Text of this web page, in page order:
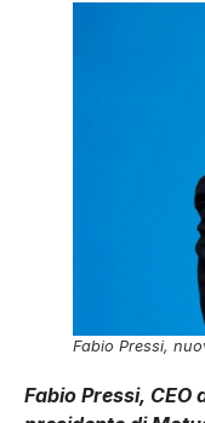
Fabio Pressi,
Fabio Pressi,